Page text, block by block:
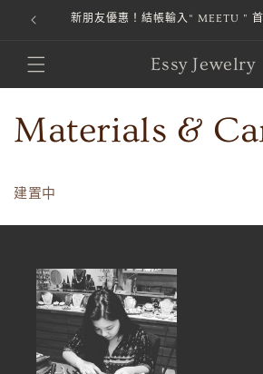
跳至內容新朋友優惠！結帳輸入“ MEETU ”
Essy Jewelry
Materials &
建置中